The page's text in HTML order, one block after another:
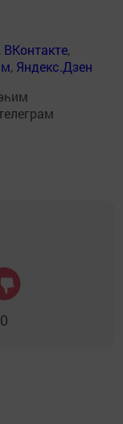
, ВКонтакте,
, Яндекс.Дзен
0